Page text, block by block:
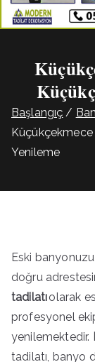
Başlangıç
Yenileme
Eski
doğru
tadilatıolarak
profesyonel
yenilemektedir.
tadilatı, banyo